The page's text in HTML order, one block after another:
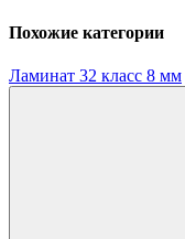
Похожие категории
Ламинат 32 класс 8 мм